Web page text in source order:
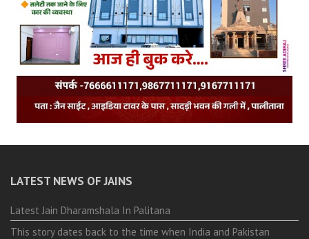
LATEST NEWS OF JAINS
Latest Jain Dharamshala In Palitana
This story dates back to the time when India and Pakistan